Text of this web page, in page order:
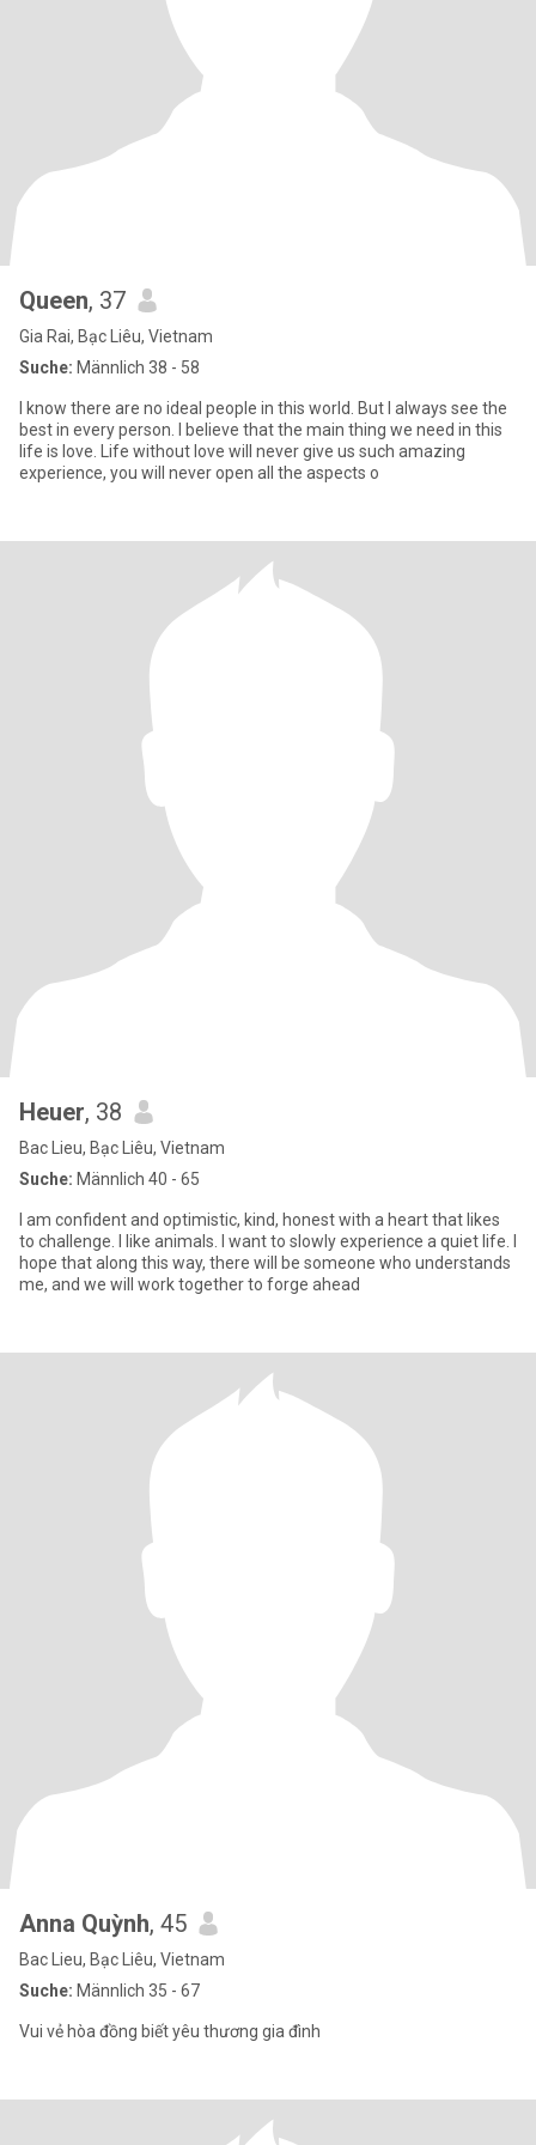
Queen, 37
Gia Rai, Bạc Liêu, Vietnam
Suche: Männlich 38 - 58
I know there are no ideal people in this world. But I always see the
best in every person. I believe that the main thing we need in this
life is love. Life without love will never give us such amazing
experience, you will never open all the aspects o
Heuer, 38
Bac Lieu, Bạc Liêu, Vietnam
Suche: Männlich 40 - 65
I am confident and optimistic, kind, honest with a heart that likes
to challenge. I like animals. I want to slowly experience a quiet life. I
hope that along this way, there will be someone who understands
me, and we will work together to forge ahead
Anna Quỳnh, 45
Bac Lieu, Bạc Liêu, Vietnam
Suche: Männlich 35 - 67
Vui vẻ hòa đồng biết yêu thương gia đình